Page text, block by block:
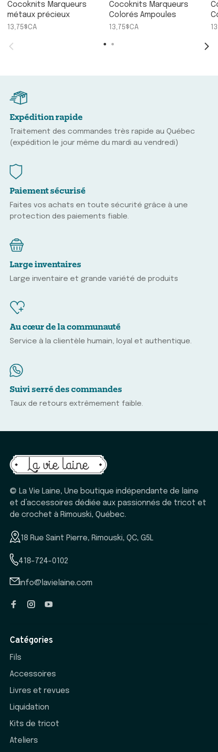
Cocoknits Marqueurs
métaux précieux
13,75$CA
Cocoknits Marqueurs
Colorés Ampoules
13,75$CA
Expédition rapide
Traitement des commandes très rapide au Québec
(expédition le jour même du mardi au vendredi)
Paiement sécurisé
Faites vos achats en toute sécurité grâce à une
protection des paiements fiable.
Large inventaires
Large inventaire et grande variété de produits
Au cœur de la communauté
Service à la clientèle humain, loyal et authentique.
Suivi serré des commandes
Taux de retours extrêmement faible.
© La Vie Laine, Une boutique indépendante de laine
et d’accessoires dédiée aux passionnés de tricot et
de crochet à Rimouski, Québec.
18 Rue Saint Pierre, Rimouski, QC, G5L
418-724-0102
info@lavielaine.com
Catégories
Fils
Accessoires
Livres et revues
Liquidation
Kits de tricot
Ateliers